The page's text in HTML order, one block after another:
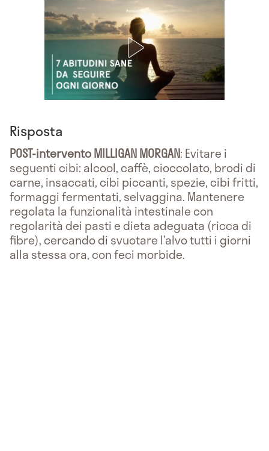
Risposta
POST-intervento MILLIGAN MORGAN: Evitare i
seguenti cibi: alcool, caffè, cioccolato, brodi di
carne, insaccati, cibi piccanti, spezie, cibi fritti,
formaggi fermentati, selvaggina. Mantenere
regolata la funzionalità intestinale con
regolarità dei pasti e dieta adeguata (ricca di
fibre), cercando di svuotare l’alvo tutti i giorni
alla stessa ora, con feci morbide.